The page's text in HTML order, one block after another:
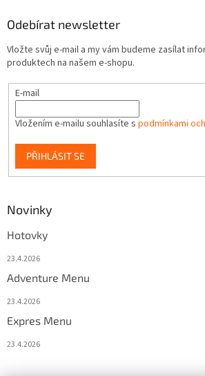
Odebírat newsletter
Vložte svůj e-mail a my vám budeme zasílat
produktech na našem e-shopu.
E-mail
Vložením e-mailu souhlasíte s podmínkami
PŘIHLÁSIT SE
Novinky
Hotovky
23.4.2026
Adventure Menu
23.4.2026
Expres Menu
23.4.2026